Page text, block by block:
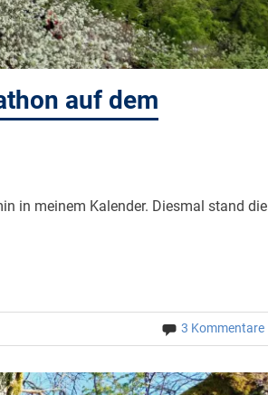
auf dem
in meinem Kalender. Diesmal stand die
3 Kommentare